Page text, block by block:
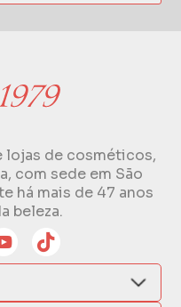
lojas de cosméticos,
com sede em São
há mais de 47 anos
beleza.